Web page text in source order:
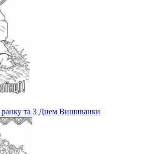
ранку та З Днем Вишиванки